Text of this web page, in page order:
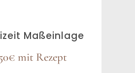
Maßeinlage
mit Rezept